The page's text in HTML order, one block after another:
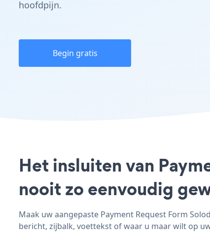
hoofdpijn.
Begin gratis
Het insluiten van
nooit zo eenvoudig
Maak uw aangepaste Payment Request Form
bericht, zijbalk, voettekst of waar u maar wilt op